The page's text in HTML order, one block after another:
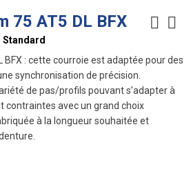
75 AT5 DL BFX
Standard
BFX : cette courroie est adaptée pour des
synchronisation de précision.
de pas/profils pouvant s’adapter à
contraintes avec un grand choix
à la longueur souhaitée et